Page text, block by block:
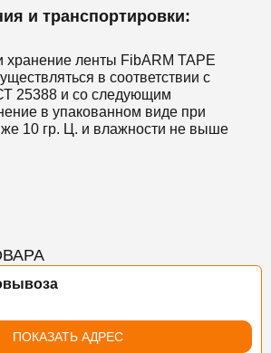
и транспортировки:
хранение ленты FibARM TAPE
в соответствии с
25388 и со следующим
в упакованном виде при
10 гр. Ц. и влажности не выше
ПОКАЗАТЬ АДРЕС